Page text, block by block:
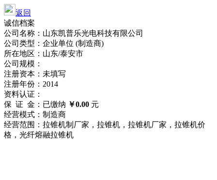
返回
诚信档案
公司名称：山东凯普乐光电科技有限公司
公司类型：企业单位 (制造商)
所在地区：山东/泰安市
公司规模：
注册资本：未填写
注册年份：2014
资料认证：
保 证 金：已缴纳 ￥0.00 元
经营模式：制造商
经营范围：拉锥机制厂家，拉锥机，拉锥机厂家，拉锥机价
格，光纤熔融拉锥机